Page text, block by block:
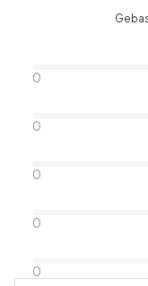
0
0
0
0
0